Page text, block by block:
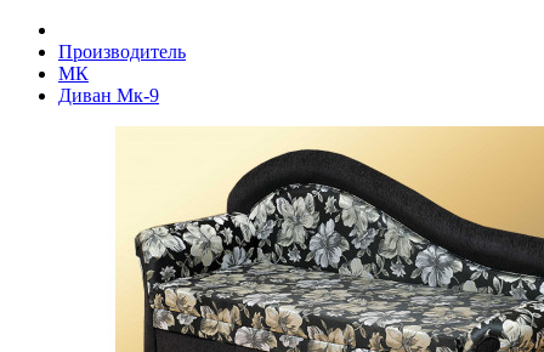
Производитель
МК
Диван Мк-9